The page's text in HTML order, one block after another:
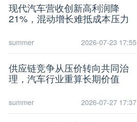
现代汽车营收创新高利润降
21%，混动增长难抵成本压力
summer 2026-07-23 17:55
供应链竞争从压价转向共同治
理，汽车行业重算长期价值
summer 2026-07-27 17:37